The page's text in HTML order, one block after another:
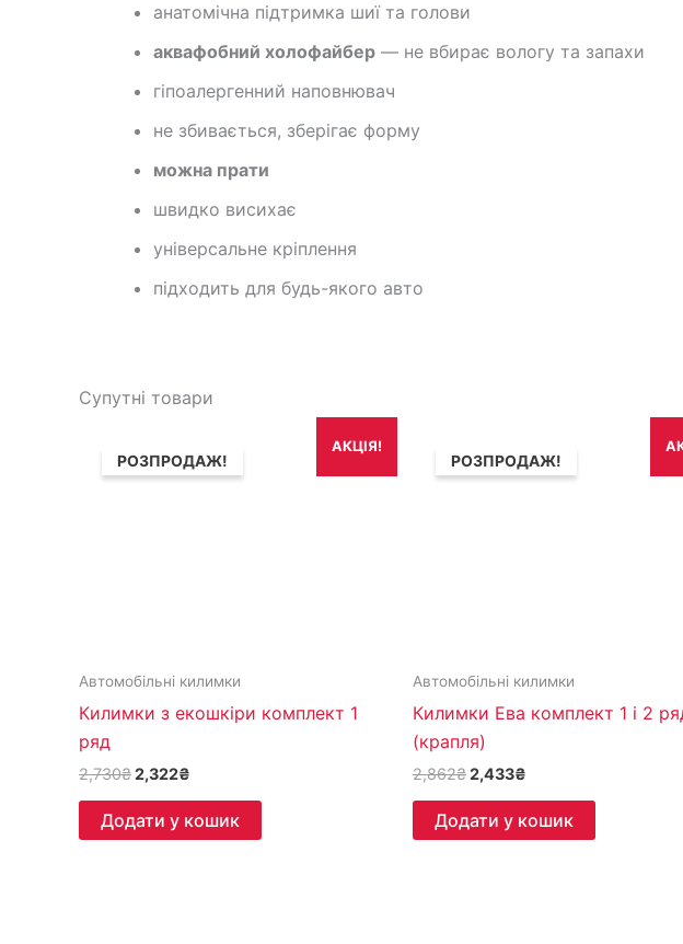
анатомічна підтримка шиї та голови
аквафобний холофайбер — не вбирає вологу та запахи
гіпоалергенний наповнювач
не збивається, зберігає форму
можна прати
швидко висихає
універсальне кріплення
підходить для будь-якого авто
Супутні товари
АКЦІЯ!
РОЗПРОДАЖ!
Автомобільні килимки
Килимки з екошкіри комплект 1
ряд
2,730₴
ціна:
2,730₴.
2,322₴
ціна:
2,322₴.
Додати у кошик
РОЗПРОДАЖ!
Автомобільні килимки
Килимки Ева комплект 1 і 2
(крапля)
2,862₴
ціна:
2,862₴.
2,433₴
ціна:
2,433₴.
Додати у кошик